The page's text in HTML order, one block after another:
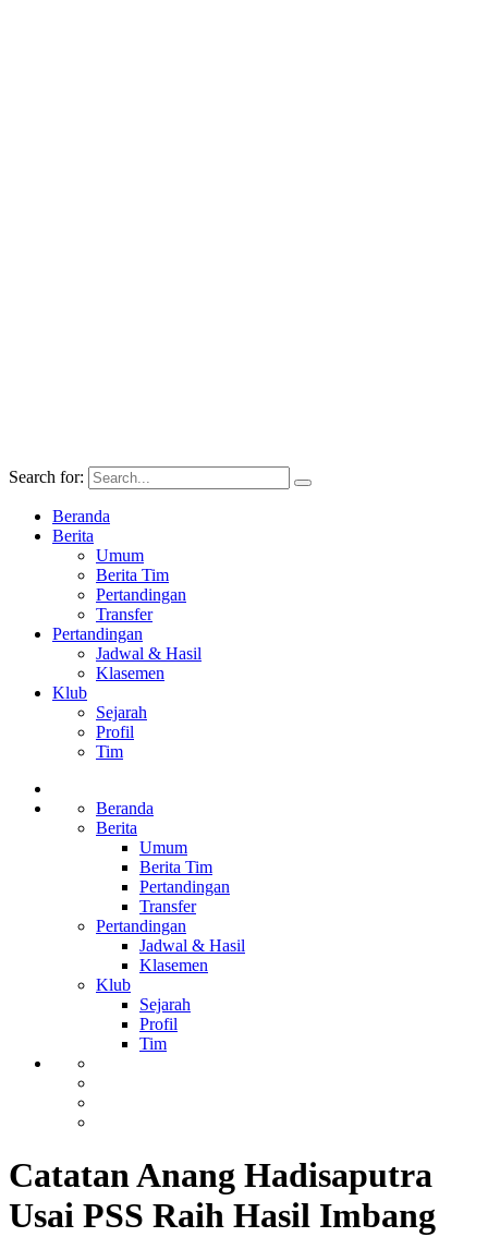
Search for:
Beranda
Berita
Umum
Berita Tim
Pertandingan
Transfer
Pertandingan
Jadwal & Hasil
Klasemen
Klub
Sejarah
Profil
Tim
Beranda
Berita
Umum
Berita Tim
Pertandingan
Transfer
Pertandingan
Jadwal & Hasil
Klasemen
Klub
Sejarah
Profil
Tim
Catatan Anang Hadisaputra
Usai PSS Raih Hasil Imbang